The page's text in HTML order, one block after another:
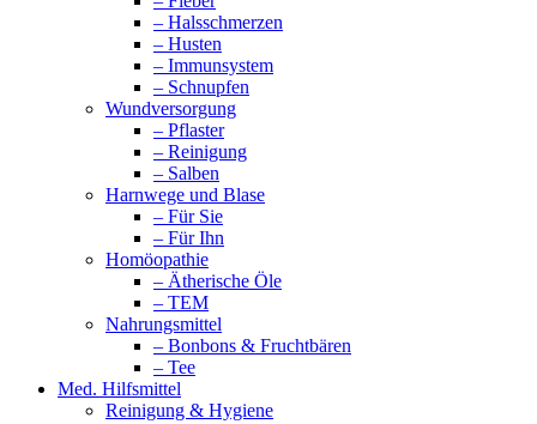
– Halsschmerzen
– Husten
– Immunsystem
– Schnupfen
Wundversorgung
– Pflaster
– Reinigung
– Salben
Harnwege und Blase
– Für Sie
– Für Ihn
Homöopathie
– Ätherische Öle
– TEM
Nahrungsmittel
– Bonbons & Fruchtbären
– Tee
Med. Hilfsmittel
Reinigung & Hygiene